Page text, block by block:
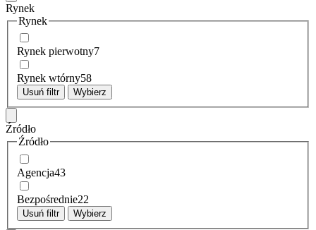
Rynek
Rynek
Rynek pierwotny7
Rynek wtórny58
Usuń filtr Wybierz
Źródło
Źródło
Agencja43
Bezpośrednie22
Usuń filtr Wybierz